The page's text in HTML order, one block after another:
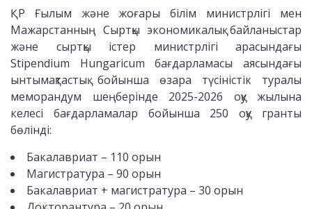
ҚР Ғылым және жоғары білім министрлігі мен
Мажарстанның Сыртқы экономикалық байланыстар
және сыртқы істер министрлігі арасындағы
Stipendium Hungaricum бағдарламасы аясындағы
ынтымақтастық бойынша өзара түсіністік туралы
меморандум шеңберінде 2025-2026 оқу жылына
келесі бағдарламалар бойынша 250 оқу гранты
бөлінді:
Бакалавриат – 110 орын
Магистратура – 90 орын
Бакалавриат + магистратура – 30 орын